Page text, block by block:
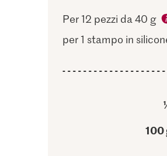
Per 12 pezzi da 40 g
per 1 stampo in
100